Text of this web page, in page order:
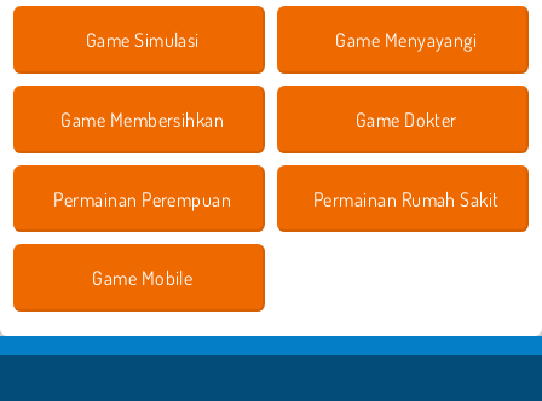
Game Simulasi Game Menyayangi
Game Membersihkan Game Dokter
Permainan Perempuan Permainan Rumah Sakit
Game Mobile